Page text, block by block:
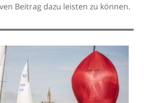
Beitrag dazu leisten zu können.